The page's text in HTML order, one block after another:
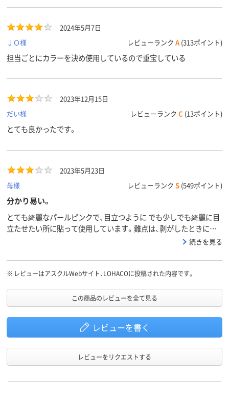
2024年5月7日
ＪＯ様
レビューランク A (313ポイント)
担当ごとにカラーを決め使用しているので重宝している
2023年12月15日
だい様
レビューランク C (13ポイント)
とても良かったです。
2023年5月23日
母様
レビューランク S (549ポイント)
分かり易い。
とても綺麗なパールピンクで、目立つように でも少しでも綺麗に目
立たせたい所に貼って使用しています。難点は、剥がしたときに表
面の透明なテープだけが剥がれてピンクの部分が残ってしまう事で
続きを見る
※ レビューはアスクルWebサイト、LOHACOに投稿された内容です。
この商品のレビューを全て見る
レビューを書く
レビューをリクエストする